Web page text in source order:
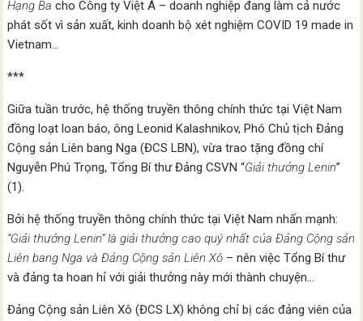
Hạng Ba cho Công ty Việt Á – doanh nghiệp đang làm cả nước
phát sốt vì sản xuất, kinh doanh bộ xét nghiệm COVID 19 made in
Vietnam…
***
Giữa tuần trước, hệ thống truyền thông chính thức tại Việt Nam
đồng loạt loan báo, ông Leonid Kalashnikov, Phó Chủ tịch Đảng
Cộng sản Liên bang Nga (ĐCS LBN), vừa trao tặng đồng chí
Nguyễn Phú Trọng, Tổng Bí thư Đảng CSVN “Giải thưởng Lenin”
(1).
Bởi hệ thống truyền thông chính thức tại Việt Nam nhấn mạnh:
“Giải thưởng Lenin” là giải thưởng cao quý nhất của Đảng Cộng sản
Liên bang Nga và Đảng Cộng sản Liên Xô – nên việc Tổng Bí thư
và đảng ta hoan hỉ với giải thưởng này mới thành chuyện…
Đảng Cộng sản Liên Xô (ĐCS LX) không chỉ bị các đảng viên của